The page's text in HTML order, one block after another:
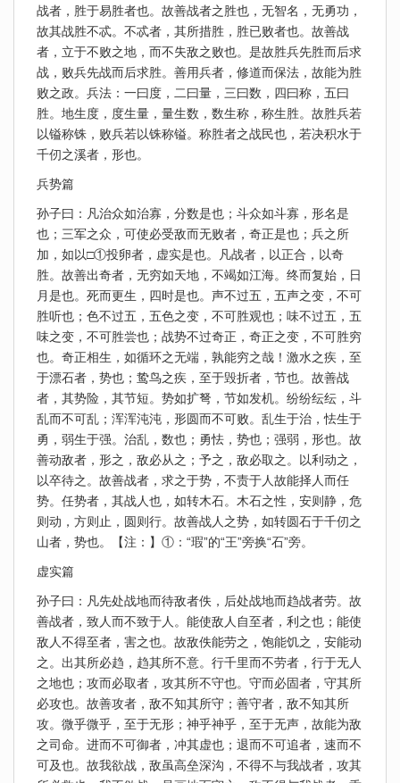
战者，胜于易胜者也。故善战者之胜也，无智名，无勇功，
故其战胜不忒。不忒者，其所措胜，胜已败者也。故善战
者，立于不败之地，而不失敌之败也。是故胜兵先胜而后求
战，败兵先战而后求胜。善用兵者，修道而保法，故能为胜
败之政。兵法：一曰度，二曰量，三曰数，四曰称，五曰
胜。地生度，度生量，量生数，数生称，称生胜。故胜兵若
以镒称铢，败兵若以铢称镒。称胜者之战民也，若决积水于
千仞之溪者，形也。
兵势篇
孙子曰：凡治众如治寡，分数是也；斗众如斗寡，形名是
也；三军之众，可使必受敌而无败者，奇正是也；兵之所
加，如以□①投卵者，虚实是也。凡战者，以正合，以奇
胜。故善出奇者，无穷如天地，不竭如江海。终而复始，日
月是也。死而更生，四时是也。声不过五，五声之变，不可
胜听也；色不过五，五色之变，不可胜观也；味不过五，五
味之变，不可胜尝也；战势不过奇正，奇正之变，不可胜穷
也。奇正相生，如循环之无端，孰能穷之哉！激水之疾，至
于漂石者，势也；鸷鸟之疾，至于毁折者，节也。故善战
者，其势险，其节短。势如扩弩，节如发机。纷纷纭纭，斗
乱而不可乱；浑浑沌沌，形圆而不可败。乱生于治，怯生于
勇，弱生于强。治乱，数也；勇怯，势也；强弱，形也。故
善动敌者，形之，敌必从之；予之，敌必取之。以利动之，
以卒待之。故善战者，求之于势，不责于人故能择人而任
势。任势者，其战人也，如转木石。木石之性，安则静，危
则动，方则止，圆则行。故善战人之势，如转圆石于千仞之
山者，势也。【注：】①：“瑕”的“王”旁换“石”旁。
虚实篇
孙子曰：凡先处战地而待敌者佚，后处战地而趋战者劳。故
善战者，致人而不致于人。能使敌人自至者，利之也；能使
敌人不得至者，害之也。故敌佚能劳之，饱能饥之，安能动
之。出其所必趋，趋其所不意。行千里而不劳者，行于无人
之地也；攻而必取者，攻其所不守也。守而必固者，守其所
必攻也。故善攻者，敌不知其所守；善守者，敌不知其所
攻。微乎微乎，至于无形；神乎神乎，至于无声，故能为敌
之司命。进而不可御者，冲其虚也；退而不可追者，速而不
可及也。故我欲战，敌虽高垒深沟，不得不与我战者，攻其